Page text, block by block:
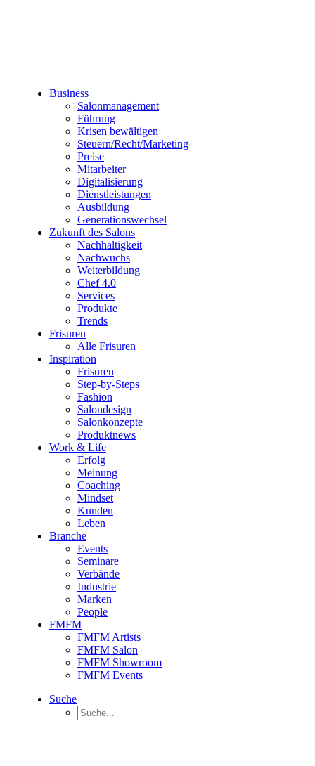
Business
Salonmanagement
Führung
Krisen bewältigen
Steuern/Recht/Marketing
Preise
Mitarbeiter
Digitalisierung
Dienstleistungen
Ausbildung
Generationswechsel
Zukunft des Salons
Nachhaltigkeit
Nachwuchs
Weiterbildung
Chef 4.0
Services
Produkte
Trends
Frisuren
Alle Frisuren
Inspiration
Frisuren
Step-by-Steps
Fashion
Salondesign
Salonkonzepte
Produktnews
Work & Life
Erfolg
Meinung
Coaching
Mindset
Kunden
Leben
Branche
Events
Seminare
Verbände
Industrie
Marken
People
FMFM
FMFM Artists
FMFM Salon
FMFM Showroom
FMFM Events
Suche